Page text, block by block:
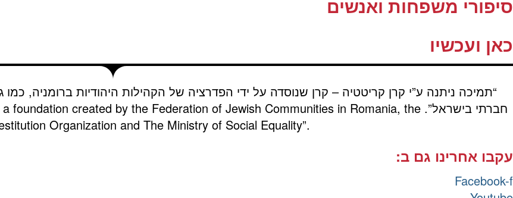
סיפורי משפחות ואנשים
כאן ועכשיו
“תמיכה ניתנה ע”י קרן קריטטיה – קרן שנוסדה על ידי הפדרציה של הקהילות היהודיות ברומניה, כמו
חברתי בישראל”.foundation created by the Federation of Jewish Communities in Romania, the
Organization and The Ministry of Social Equality”.
עקבו אחרינו גם ב:
Facebook-f